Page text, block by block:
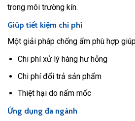
trong môi trường kín.
Giúp tiết kiệm chi phí
Một giải pháp chống ẩm phù hợp
Chi phí xử lý hàng hư hỏng
Chi phí đổi trả sản phẩm
Thiệt hại do nấm mốc
Ứng dụng đa ngành